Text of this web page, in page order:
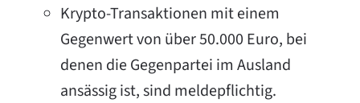
Krypto-Transaktionen mit einem
Gegenwert von über 50.000 Euro, bei
denen die Gegenpartei im Ausland
ansässig ist, sind meldepflichtig.